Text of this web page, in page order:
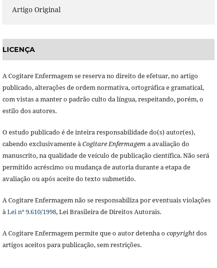
Artigo Original
LICENÇA
A Cogitare Enfermagem se reserva no direito de efetuar, no artigo
publicado, alterações de ordem normativa, ortográfica e gramatical,
com vistas a manter o padrão culto da língua, respeitando, porém, o
estilo dos autores.
O estudo publicado é de inteira responsabilidade do(s) autor(es),
cabendo exclusivamente àCogitare Enfermagema avaliação do
manuscrito, na qualidade de veículo de publicação científica. Não será
permitido acréscimo ou mudança de autoria durante a etapa de
avaliação ou após aceite do texto submetido.
A Cogitare Enfermagem não se responsabiliza por eventuais violações
àLei nº 9.610/1998, Lei Brasileira de Direitos Autorais.
A Cogitare Enfermagem permite que o autor detenha o copyrightdos
artigos aceitos para publicação, sem restrições.